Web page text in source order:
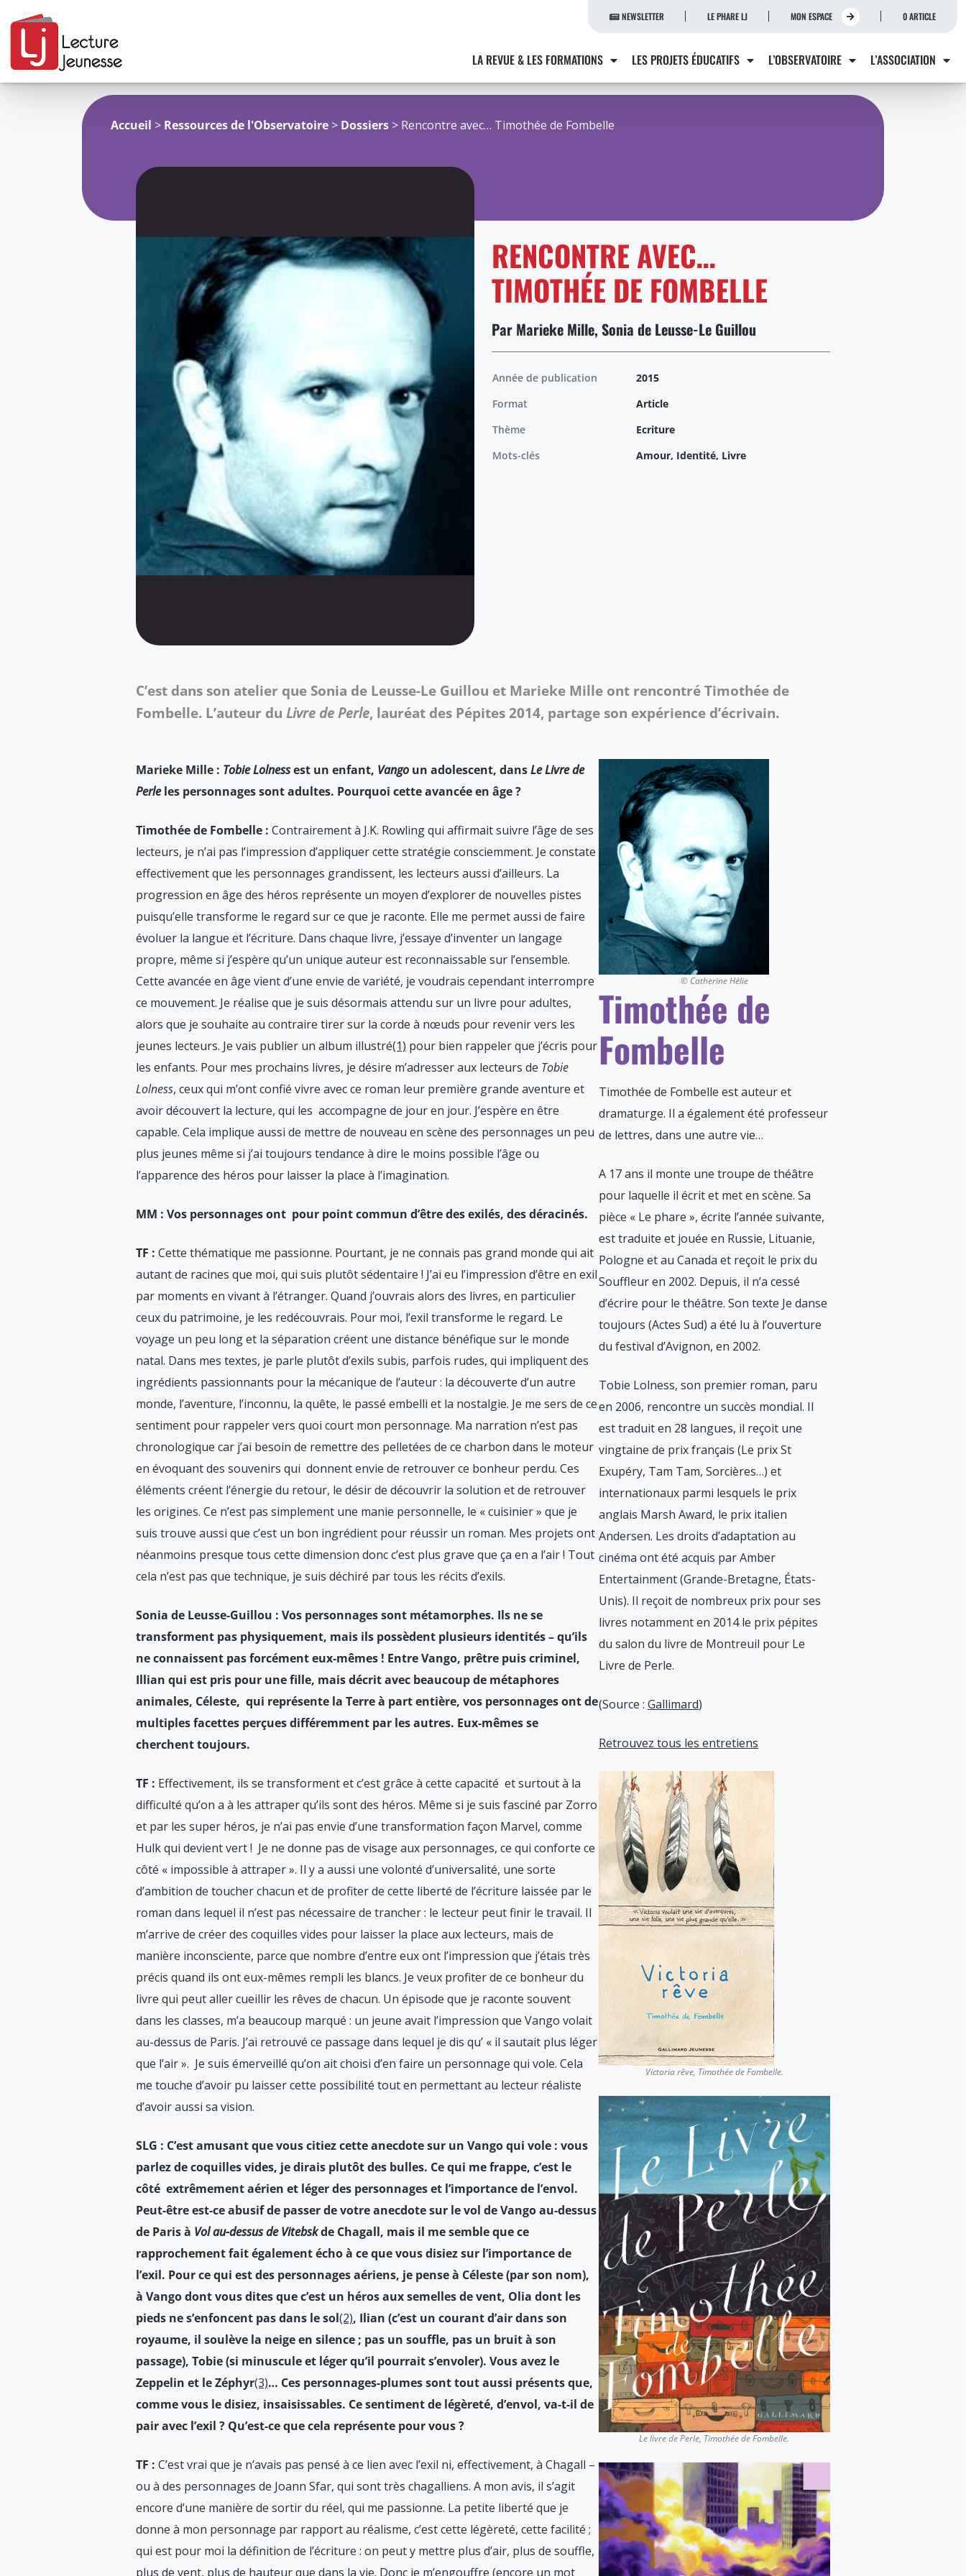
au
contenu
NEWSLETTER LE PHARE LJ MON ESPACE 0 ARTICLE
LA REVUE & LES FORMATIONS LES PROJETS ÉDUCATIFS L’OBSERVATOIRE L’ASSOCIATION
Accueil > Ressources de l'Observatoire > Dossiers > Rencontre avec… Timothée de Fombelle
RENCONTRE AVEC…
TIMOTHÉE DE FOMBELLE
Par Marieke Mille, Sonia de Leusse-Le Guillou
Année de publication
2015
Format
Article
Thème
Ecriture
Mots-clés
Amour, Identité, Livre
C’est dans son atelier que Sonia de Leusse-Le Guillou et Marieke Mille ont rencontré Timothée de
Fombelle. L’auteur du Livre de Perle, lauréat des Pépites 2014, partage son expérience d’écrivain.
Marieke Mille : Tobie Lolnessest un enfant, Vango un adolescent, dansLe Livre de
Perleles personnages sont adultes. Pourquoi cette avancée en âge ?
Timothée de Fombelle : Contrairement à J.K. Rowling qui affirmait suivre l’âge de ses
lecteurs, je n’ai pas l’impression d’appliquer cette stratégie consciemment. Je constate
effectivement que les personnages grandissent, les lecteurs aussi d’ailleurs. La
progression en âge des héros représente un moyen d’explorer de nouvelles pistes
puisqu’elle transforme le regard sur ce que je raconte. Elle me permet aussi de faire
évoluer la langue et l’écriture. Dans chaque livre, j’essaye d’inventer un langage
propre, même si j’espère qu’un unique auteur est reconnaissable sur l’ensemble.
Cette avancée en âge vient d’une envie de variété, je voudrais cependant interrompre
ce mouvement. Je réalise que je suis désormais attendu sur un livre pour adultes,
alors que je souhaite au contraire tirer sur la corde à nœuds pour revenir vers les
jeunes lecteurs. Je vais publier un album illustré(1) pour bien rappeler que j’écris pour
les enfants. Pour mes prochains livres, je désire m’adresser aux lecteurs de Tobie
Lolness, ceux qui m’ont confié vivre avec ce roman leur première grande aventure et
avoir découvert la lecture, qui les accompagne de jour en jour. J’espère en être
capable. Cela implique aussi de mettre de nouveau en scène des personnages un peu
plus jeunes même si j’ai toujours tendance à dire le moins possible l’âge ou
l’apparence des héros pour laisser la place à l’imagination.
MM : Vos personnages ont pour point commun d’être des exilés, des déracinés.
TF : Cette thématique me passionne. Pourtant, je ne connais pas grand monde qui ait
autant de racines que moi, qui suis plutôt sédentaire ! J’ai eu l’impression d’être en exil
par moments en vivant à l’étranger. Quand j’ouvrais alors des livres, en particulier
ceux du patrimoine, je les redécouvrais. Pour moi, l’exil transforme le regard. Le
voyage un peu long et la séparation créent une distance bénéfique sur le monde
natal. Dans mes textes, je parle plutôt d’exils subis, parfois rudes, qui impliquent des
ingrédients passionnants pour la mécanique de l’auteur : la découverte d’un autre
monde, l’aventure, l’inconnu, la quête, le passé embelli et la nostalgie. Je me sers de ce
sentiment pour rappeler vers quoi court mon personnage. Ma narration n’est pas
chronologique car j’ai besoin de remettre des pelletées de ce charbon dans le moteur
en évoquant des souvenirs qui donnent envie de retrouver ce bonheur perdu. Ces
éléments créent l’énergie du retour, le désir de découvrir la solution et de retrouver
les origines. Ce n’est pas simplement une manie personnelle, le « cuisinier » que je
suis trouve aussi que c’est un bon ingrédient pour réussir un roman. Mes projets ont
néanmoins presque tous cette dimension donc c’est plus grave que ça en a l’air ! Tout
cela n’est pas que technique, je suis déchiré par tous les récits d’exils.
Sonia de Leusse-Guillou : Vos personnages sont métamorphes. Ils ne se
transforment pas physiquement, mais ils possèdent plusieurs identités – qu’ils
ne connaissent pas forcément eux-mêmes ! Entre Vango, prêtre puis criminel,
Illian qui est pris pour une fille, mais décrit avec beaucoup de métaphores
animales, Céleste, qui représente la Terre à part entière, vos personnages ont de
multiples facettes perçues différemment par les autres. Eux-mêmes se
cherchent toujours.
TF : Effectivement, ils se transforment et c’est grâce à cette capacité et surtout à la
difficulté qu’on a à les attraper qu’ils sont des héros. Même si je suis fasciné par Zorro
et par les super héros, je n’ai pas envie d’une transformation façon Marvel, comme
Hulk qui devient vert ! Je ne donne pas de visage aux personnages, ce qui conforte ce
côté « impossible à attraper ». Il y a aussi une volonté d’universalité, une sorte
d’ambition de toucher chacun et de profiter de cette liberté de l’écriture laissée par le
roman dans lequel il n’est pas nécessaire de trancher : le lecteur peut finir le travail. Il
m’arrive de créer des coquilles vides pour laisser la place aux lecteurs, mais de
manière inconsciente, parce que nombre d’entre eux ont l’impression que j’étais très
précis quand ils ont eux-mêmes rempli les blancs. Je veux profiter de ce bonheur du
livre qui peut aller cueillir les rêves de chacun. Un épisode que je raconte souvent
dans les classes, m’a beaucoup marqué : un jeune avait l’impression que Vango volait
au-dessus de Paris. J’ai retrouvé ce passage dans lequel je dis qu’ « il sautait plus léger
que l’air ». Je suis émerveillé qu’on ait choisi d’en faire un personnage qui vole. Cela
me touche d’avoir pu laisser cette possibilité tout en permettant au lecteur réaliste
d’avoir aussi sa vision.
SLG : C’est amusant que vous citiez cette anecdote sur un Vango qui vole : vous
parlez de coquilles vides, je dirais plutôt des bulles. Ce qui me frappe, c’est le
côté extrêmement aérien et léger des personnages et l’importance de l’envol.
Peut-être est-ce abusif de passer de votre anecdote sur le vol de Vango au-dessus
de Paris à Vol au-dessus de Vitebskde Chagall, mais il me semble que ce
rapprochement fait également écho à ce que vous disiez sur l’importance de
l’exil. Pour ce qui est des personnages aériens, je pense à Céleste (par son nom),
à Vango dont vous dites que c’est un héros aux semelles de vent, Olia dont les
pieds ne s’enfoncent pas dans le sol(2), Ilian (c’est un courant d’air dans son
royaume, il soulève la neige en silence ; pas un souffle, pas un bruit à son
passage), Tobie (si minuscule et léger qu’il pourrait s’envoler). Vous avez le
Zeppelin et le Zéphyr(3)… Ces personnages-plumes sont tout aussi présents que,
comme vous le disiez, insaisissables. Ce sentiment de légèreté, d’envol, va-t-il de
pair avec l’exil ? Qu’est-ce que cela représente pour vous ?
TF : C’est vrai que je n’avais pas pensé à ce lien avec l’exil ni, effectivement, à Chagall –
ou à des personnages de Joann Sfar, qui sont très chagalliens. A mon avis, il s’agit
encore d’une manière de sortir du réel, qui me passionne. La petite liberté que je
donne à mon personnage par rapport au réalisme, c’est cette légèreté, cette facilité ;
qui est pour moi la définition de l’écriture : on peut y mettre plus d’air, plus de souffle,
plus de vent, plus de hauteur que dans la vie. Donc je m’engouffre (encore un mot
© Catherine Hélie
Timothée de
Fombelle
Timothée de Fombelle est auteur et
dramaturge. Il a également été professeur
de lettres, dans une autre vie…
A 17 ans il monte une troupe de théâtre
pour laquelle il écrit et met en scène. Sa
pièce « Le phare », écrite l’année suivante,
est traduite et jouée en Russie, Lituanie,
Pologne et au Canada et reçoit le prix du
Souffleur en 2002. Depuis, il n’a cessé
d’écrire pour le théâtre. Son texte Je danse
toujours (Actes Sud) a été lu à l’ouverture
du festival d’Avignon, en 2002.
Tobie Lolness, son premier roman, paru
en 2006, rencontre un succès mondial. Il
est traduit en 28 langues, il reçoit une
vingtaine de prix français (Le prix St
Exupéry, Tam Tam, Sorcières…) et
internationaux parmi lesquels le prix
anglais Marsh Award, le prix italien
Andersen. Les droits d’adaptation au
cinéma ont été acquis par Amber
Entertainment (Grande-Bretagne, États-
Unis). Il reçoit de nombreux prix pour ses
livres notamment en 2014 le prix pépites
du salon du livre de Montreuil pour Le
Livre de Perle.
(Source : Gallimard)
Retrouvez tous les entretiens
Victoria rêve, Timothée de Fombelle.
Le livre de Perle, Timothée de Fombelle.